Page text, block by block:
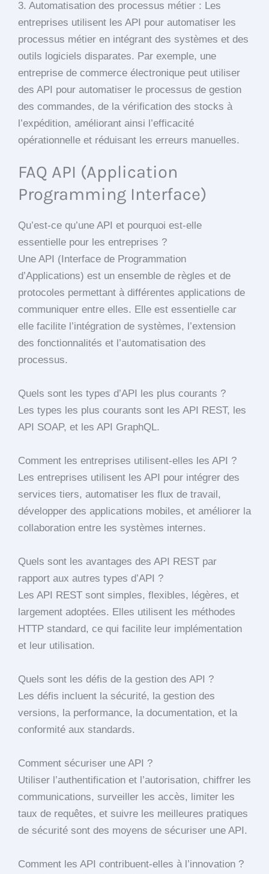
3. Automatisation des processus métier : Les
entreprises utilisent les API pour automatiser les
processus métier en intégrant des systèmes et des
outils logiciels disparates. Par exemple, une
entreprise de commerce électronique peut utiliser
des API pour automatiser le processus de gestion
des commandes, de la vérification des stocks à
l’expédition, améliorant ainsi l’efficacité
opérationnelle et réduisant les erreurs manuelles.
FAQ API (Application
Programming Interface)
Qu’est-ce qu’une API et pourquoi est-elle
essentielle pour les entreprises ?
Une API (Interface de Programmation
d’Applications) est un ensemble de règles et de
protocoles permettant à différentes applications de
communiquer entre elles. Elle est essentielle car
elle facilite l’intégration de systèmes, l’extension
des fonctionnalités et l’automatisation des
processus.
Quels sont les types d’API les plus courants ?
Les types les plus courants sont les API REST, les
API SOAP, et les API GraphQL.
Comment les entreprises utilisent-elles les API ?
Les entreprises utilisent les API pour intégrer des
services tiers, automatiser les flux de travail,
développer des applications mobiles, et améliorer la
collaboration entre les systèmes internes.
Quels sont les avantages des API REST par
rapport aux autres types d’API ?
Les API REST sont simples, flexibles, légères, et
largement adoptées. Elles utilisent les méthodes
HTTP standard, ce qui facilite leur implémentation
et leur utilisation.
Quels sont les défis de la gestion des API ?
Les défis incluent la sécurité, la gestion des
versions, la performance, la documentation, et la
conformité aux standards.
Comment sécuriser une API ?
Utiliser l’authentification et l’autorisation, chiffrer les
communications, surveiller les accès, limiter les
taux de requêtes, et suivre les meilleures pratiques
de sécurité sont des moyens de sécuriser une API.
Comment les API contribuent-elles à l’innovation ?